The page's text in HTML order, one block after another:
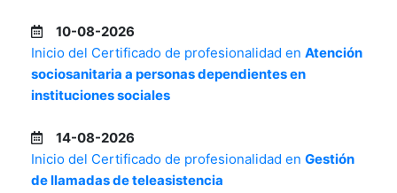
10-08-2026
Inicio del Certificado de profesionalidad en Atención
sociosanitaria a personas dependientes en
instituciones sociales
14-08-2026
Inicio del Certificado de profesionalidad en Gestión
de llamadas de teleasistencia